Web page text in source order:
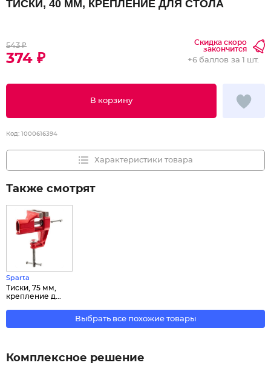
ТИСКИ, 40 ММ, КРЕПЛЕНИЕ ДЛЯ СТОЛА
543 ₽
374 ₽
Скидка скоро
закончится
В корзину
+6 баллов за 1 шт.
Код: 1000616394
Характеристики товара
Также смотрят
Sparta
Тиски, 75 мм,
крепление д...
Выбрать все похожие товары
Комплексное решение